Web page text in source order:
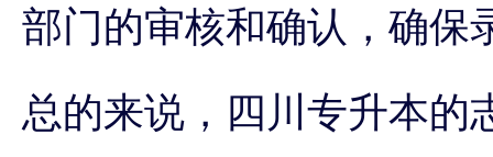
部门的审核和确认，确保
总的来说，四川专升本的